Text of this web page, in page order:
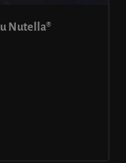
Nutella®